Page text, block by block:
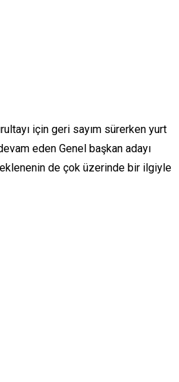
için geri sayım sürerken yurt
eden Genel başkan adayı
de çok üzerinde bir ilgiyle